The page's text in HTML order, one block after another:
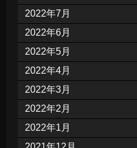
2022年7月
2022年6月
2022年5月
2022年4月
2022年3月
2022年2月
2022年1月